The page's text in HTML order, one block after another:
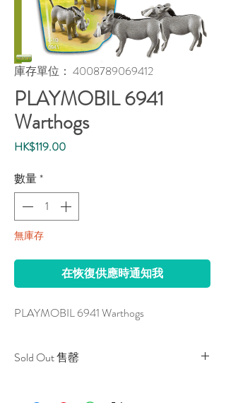
庫存單位： 4008789069412
PLAYMOBIL 6941
Warthogs
HK$119.00價
數量*
無庫存
在恢復供應時通知我
PLAYMOBIL 6941 Warthogs
Sold Out 售罄